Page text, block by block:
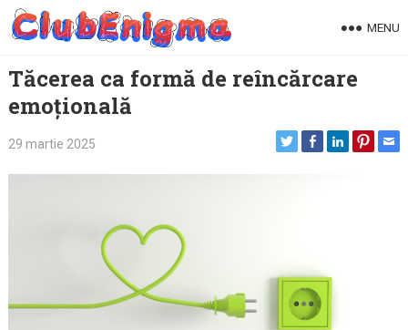
Skip
MENU
Tăcerea ca formă de reîncărcare
emoțională
29 martie 2025